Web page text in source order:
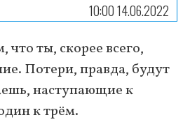
10:00 14.06.2022
ты, скорее всего,
Потери, правда, будут
наступающие к
к трём.